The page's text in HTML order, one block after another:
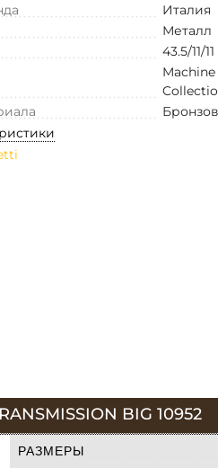
Италия
Металл
43.5/11/11
Machine
BIG 10952
РАЗМЕРЫ